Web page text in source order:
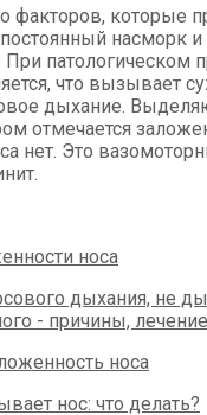
факторов, которые
насморк
При патологическом
что вызывает
дыхание.
отмечается
нет. Это